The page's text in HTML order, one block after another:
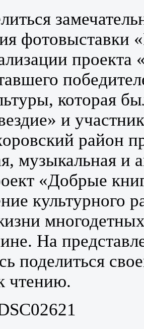
фотовыставки
которая
и
район
музыкальная и
«Добрые
культурного
На
поделиться
чтению.